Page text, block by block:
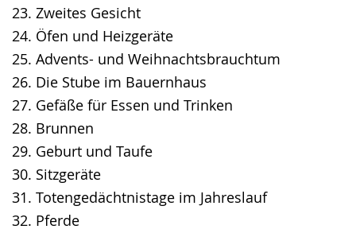
23. Zweites Gesicht
24. Öfen und Heizgeräte
25. Advents- und Weihnachtsbrauchtum
26. Die Stube im Bauernhaus
27. Gefäße für Essen und Trinken
28. Brunnen
29. Geburt und Taufe
30. Sitzgeräte
31. Totengedächtnistage im Jahreslauf
32. Pferde